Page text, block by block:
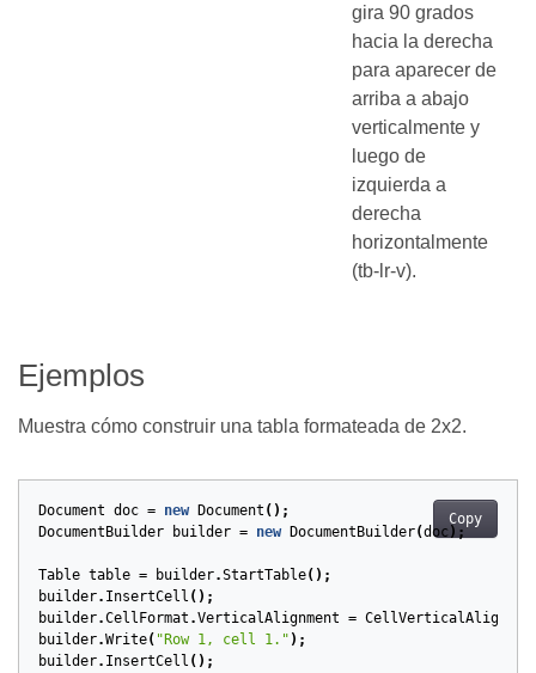
gira 90 grados
hacia la derecha
para aparecer de
arriba a abajo
verticalmente y
luego de
izquierda a
derecha
horizontalmente
(tb-lr-v).
Ejemplos
Muestra cómo construir una tabla formateada de 2x2.
Copy
Document doc = new Document ();
DocumentBuilder
builder = new DocumentBuilder(doc );
Table table = builder.StartTable();
builder. InsertCell ();
builder.CellFormat .VerticalAlignment =
builder.Write( "Row 1, cell 1." );
builder. InsertCell ();